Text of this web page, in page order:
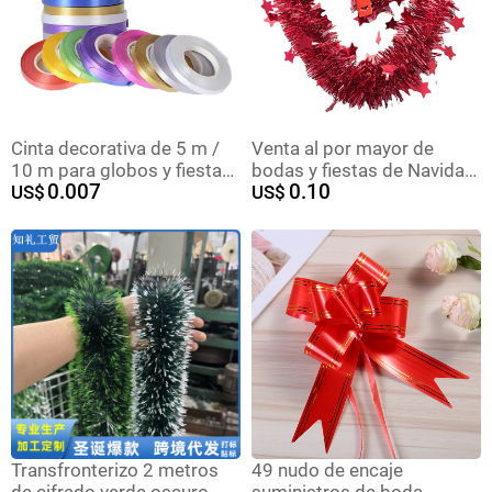
Cinta decorativa de 5 m /
10 m para globos y fiestas,
lazos y guirnaldas para
eventos, cuerda de
decoración
US$ 0.007
Venta al por mayor de
bodas y fiestas de Navidad
decoración de eventos
cinta de color flor de hierba
tira de color 2 metros envío
gratis
US$ 0.10
Transfronterizo 2 metros
49 nudo de encaje